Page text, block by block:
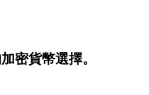
服務
密貨幣選擇。